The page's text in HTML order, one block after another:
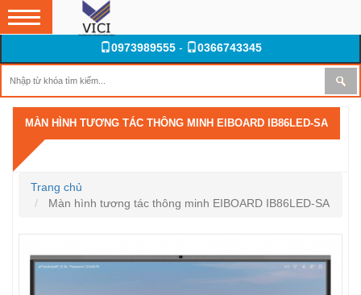
0973989555- 0366743345
MÀN HÌNH TƯƠNG TÁC THÔNG MINH EIBOARD IB86LED-SA
Trang chủ
Màn hình tương tác thông minh EIBOARD IB86LED-SA